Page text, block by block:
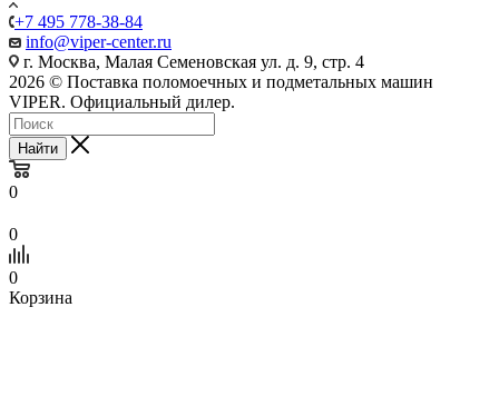
+7 495 778-38-84
info@viper-center.ru
г. Москва, Малая Семеновская ул. д. 9, стр. 4
2026 © Поставка поломоечных и подметальных машин
VIPER. Официальный дилер.
Найти
0
0
0
Корзина